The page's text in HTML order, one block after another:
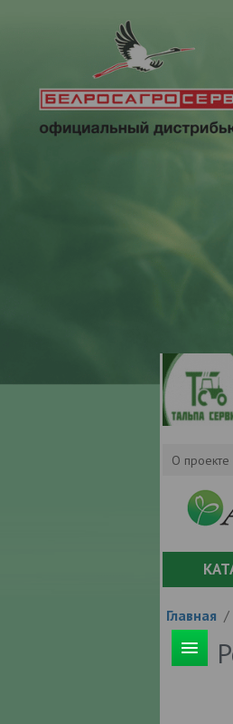
О проекте
Главная /